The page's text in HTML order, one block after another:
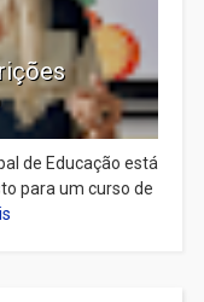
de Educação está
para um curso de